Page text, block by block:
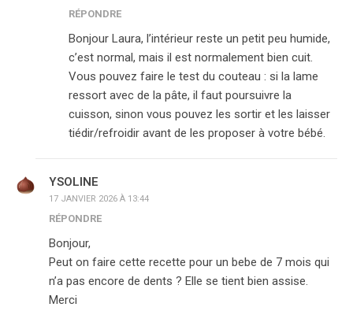
RÉPONDRE
Bonjour Laura, l’intérieur reste un petit peu humide,
c’est normal, mais il est normalement bien cuit.
Vous pouvez faire le test du couteau : si la lame
ressort avec de la pâte, il faut poursuivre la
cuisson, sinon vous pouvez les sortir et les laisser
tiédir/refroidir avant de les proposer à votre bébé.
YSOLINE
17 JANVIER 2026 À 13:44
RÉPONDRE
Bonjour,
Peut on faire cette recette pour un bebe de 7 mois qui
n’a pas encore de dents ? Elle se tient bien assise.
Merci